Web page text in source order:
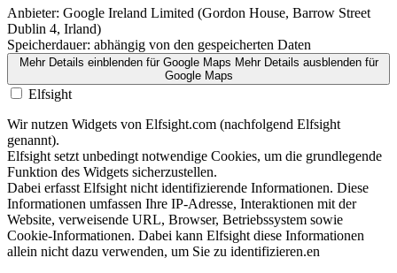
Anbieter: Google Ireland Limited (Gordon House, Barrow Street
Dublin 4, Irland)
Speicherdauer: abhängig von den gespeicherten Daten
Mehr Details einblendenfür Google Maps Mehr Details ausblendenfür
Google Maps
Elfsight
Wir nutzen Widgets von Elfsight.com (nachfolgend Elfsight
genannt).
Elfsight setzt unbedingt notwendige Cookies, um die grundlegende
Funktion des Widgets sicherzustellen.
Dabei erfasst Elfsight nicht identifizierende Informationen. Diese
Informationen umfassen Ihre IP-Adresse, Interaktionen mit der
Website, verweisende URL, Browser, Betriebssystem sowie
Cookie-Informationen. Dabei kann Elfsight diese Informationen
allein nicht dazu verwenden, um Sie zu identifizieren.en